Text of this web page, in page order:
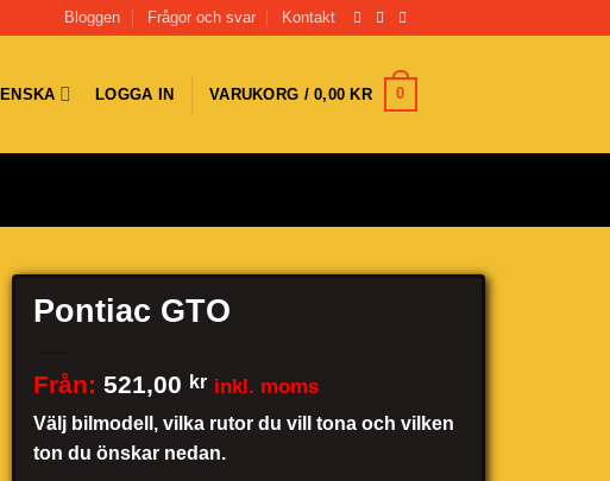
Bloggen Frågor och svar Kontakt
LOGGA IN VARUKORG /0,00KR 0
Pontiac GTO
Från: 521,00 kr inkl. moms
Välj bilmodell, vilka rutor du vill tona och vilken
ton du önskar nedan.